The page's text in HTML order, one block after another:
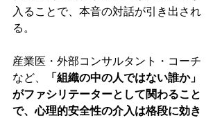
入ることで、本音の対話が引き出され
る。
産業医・外部コンサルタント・コーチ
など、
「組織の中の人ではない誰か」
がファシリテーターとして関わること
で、心理的安全性の介入は格段に効き